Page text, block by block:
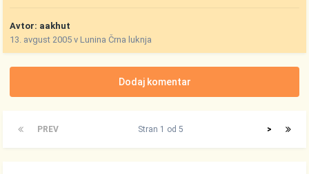
Avtor: aakhut
13. avgust 2005 vLunina Črna luknja
Dodaj komentar
PREV >
Stran 1 od 5